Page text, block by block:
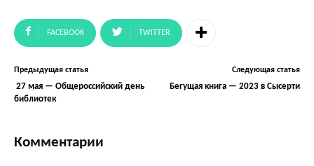
FACEBOOK TWITTER
Предыдущая статья
27 мая — Общероссийский день
библиотек
Следующая статья
Бегущая книга — 2023 в Сысерти
Комментарии